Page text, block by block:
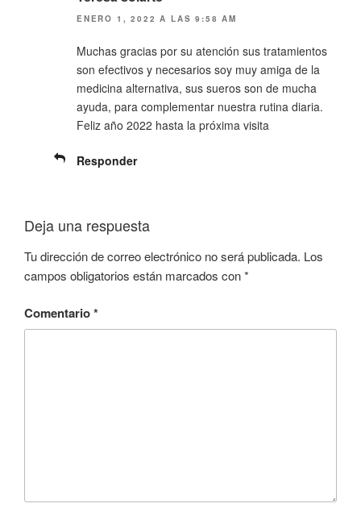
ENERO 1, 2022 A LAS 9:58 AM
Muchas gracias por su atención sus tratamientos
son efectivos y necesarios soy muy amiga de la
medicina alternativa, sus sueros son de mucha
ayuda, para complementar nuestra rutina diaria.
Feliz año 2022 hasta la próxima visita
Responder
Deja una respuesta
Tu dirección de correo electrónico no será publicada. Los
campos obligatorios están marcados con*
Comentario*